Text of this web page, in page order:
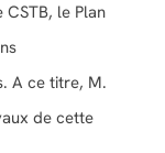
le Plan
A ce titre, M.
de cette